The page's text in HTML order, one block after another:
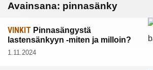
Avainsana: pinnasänky
VINKIT Pinnasängystä
lastensänkyyn -miten ja milloin?
1.11.2024